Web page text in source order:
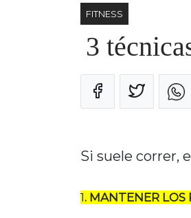
FITNESS
3
Si suele correr,
1. MANTENER